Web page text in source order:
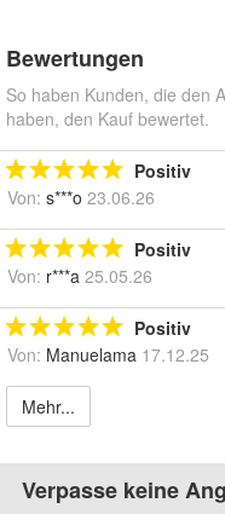
Bewertungen
So haben Kunden, die den
haben, den Kauf bewertet.
Positiv
Von: s***o 23.06.26
Positiv
Von: r***a 25.05.26
Positiv
Von: Manuelama 17.12.25
Mehr...
Verpasse keine